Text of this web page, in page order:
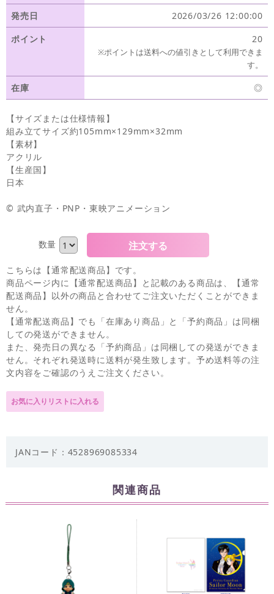
発売日
2026/03/26 12:00:00
ポイント
20
※ポイントは送料への値引きとして利用できま
す。
在庫 ◎
【サイズまたは仕様情報】
組み立てサイズ約105mm×129mm×32mm
【素材】
アクリル
【生産国】
日本
© 武内直子・PNP・東映アニメーション
数量
こちらは【通常配送商品】です。
商品ページ内に【通常配送商品】と記載のある商品は、【通常
配送商品】以外の商品と合わせてご注文いただくことができま
せん。
【通常配送商品】でも「在庫あり商品」と「予約商品」は同梱
しての発送ができません。
また、発売日の異なる「予約商品」は同梱しての発送ができま
せん。それぞれ発送時に送料が発生致します。予め送料等の注
文内容をご確認のうえご注文ください。
JANコード：4528969085334
関連商品